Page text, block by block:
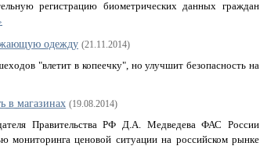
регистрацию биометрических данных граждан
одежду (21.11.2014)
"влетит в копеечку", но улучшит безопасность на
в магазинах (19.08.2014)
Правительства РФ Д.А. Медведева ФАС России
мониторинга ценовой ситуации на российском рынке